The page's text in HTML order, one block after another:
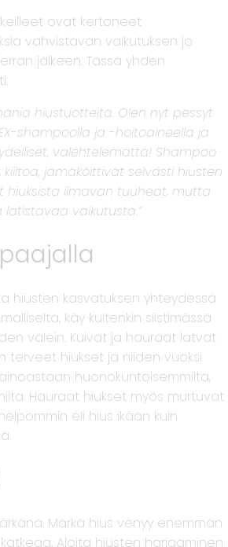
ovat kertoneet
vahvistavan vaikutuksen jo
jälkeen. Tässä yhden
hiustuotteita. Olen nyt pessyt
shampoolla ja -hoitoaineella ja
valehtelematta! Shampoo
jämäköittivät selvästi hiusten
hiuksista ilmavan tuuheat, mutta
latistavaa vaikutusta.”
hiusten kasvatuksen yhteydessä
käy kuitenkin siistimässä
välein. Kuivat ja hauraat latvat
terveet hiukset ja niiden vuoksi
huonokuntoisemmilta,
Hauraat hiukset myös murtuvat
eli hius ikään kuin
Märkä hius venyy enemmän
Aloita hiusten harjaaminen